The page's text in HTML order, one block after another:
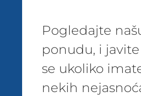
Pogledajte
ponudu, i
se ukoliko
nekih